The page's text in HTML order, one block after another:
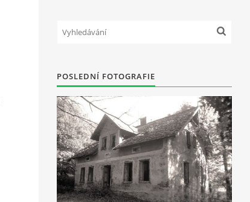
POSLEDNÍ FOTOGRAFIE